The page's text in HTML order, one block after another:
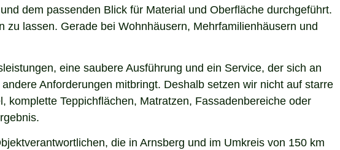
dem passenden Blick für Material und Oberfläche durchgeführt.
lassen. Gerade bei Wohnhäusern, Mehrfamilienhäusern und
eine saubere Ausführung und ein Service, der sich an
Anforderungen mitbringt. Deshalb setzen wir nicht auf starre
Teppichflächen, Matratzen, Fassadenbereiche oder
die in Arnsberg und im Umkreis von 150 km